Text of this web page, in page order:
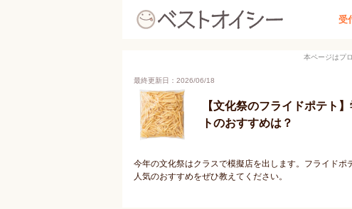
受
本ページはプ
最終更新日：2026/06/18
【文化祭のフライドポテト
トのおすすめは？
今年の文化祭はクラスで模擬店を出します。フライド
人気のおすすめをぜひ教えてください。